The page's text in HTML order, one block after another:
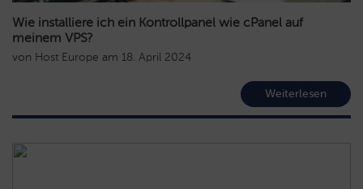
Wie installiere ich ein Kontrollpanel wie cPanel auf
meinem VPS?
von Host Europe am 18. April 2024
Weiterlesen